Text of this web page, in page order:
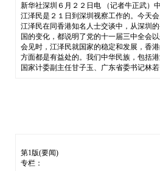
新华社深圳６月２２日电 （记者牛正武）
江泽民是２１日到深圳视察工作的。今天
江泽民在同香港知名人士交谈中，从深圳
国的变化，都说明了党的十一届三中全会
会见时，江泽民就国家的稳定和发展，香
方面都是有益处的。我们中华民族，包括
国家计委副主任甘子玉、广东省委书记林
第1版(要闻)
专栏：